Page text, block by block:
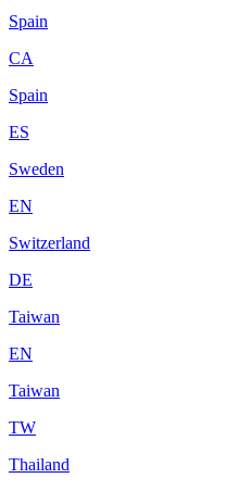
Spain
CA
Spain
ES
Sweden
EN
Switzerland
DE
Taiwan
EN
Taiwan
TW
Thailand